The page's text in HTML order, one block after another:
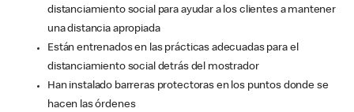
distanciamiento social para ayudar a los clientes a mantener
una distancia apropiada
Están entrenados en las prácticas adecuadas para el
distanciamiento social detrás del mostrador
Han instalado barreras protectoras en los puntos donde se
hacen las órdenes